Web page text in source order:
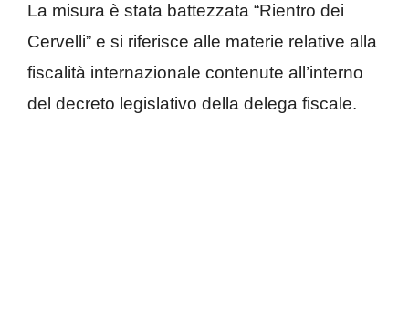
La misura è stata battezzata “Rientro dei
Cervelli” e si riferisce alle materie relative alla
fiscalità internazionale contenute all’interno
del decreto legislativo della delega fiscale.